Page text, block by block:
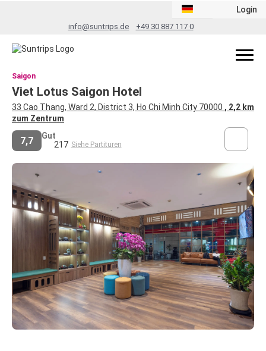
info@suntrips.de +49 30 887 117 0
Login
Saigon
Viet Lotus Saigon Hotel
33 Cao Thang, Ward 2, District 3, Ho Chi Minh City 70000 , 2,2 km
zum Zentrum
7,7
Gut
217 Siehe Partituren